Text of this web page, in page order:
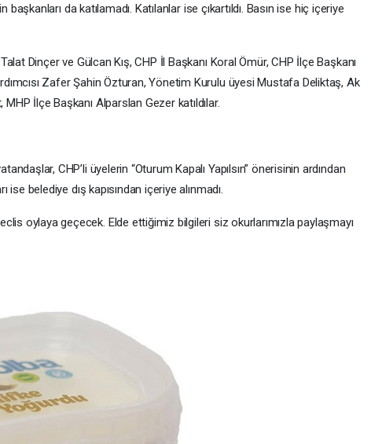
da katılamadı. Katılanlar ise çıkartıldı. Basın ise hiç içeriye
Dinçer ve Gülcan Kış, CHP İl Başkanı Koral Ömür, CHP İlçe Başkanı
Zafer Şahin Özturan, Yönetim Kurulu üyesi Mustafa Deliktaş, Ak
İlçe Başkanı Alparslan Gezer katıldılar.
CHP’li üyelerin “Oturum Kapalı Yapılsın” önerisinin ardından
ise belediye dış kapısından içeriye alınmadı.
oylaya geçecek. Elde ettiğimiz bilgileri siz okurlarımızla paylaşmayı